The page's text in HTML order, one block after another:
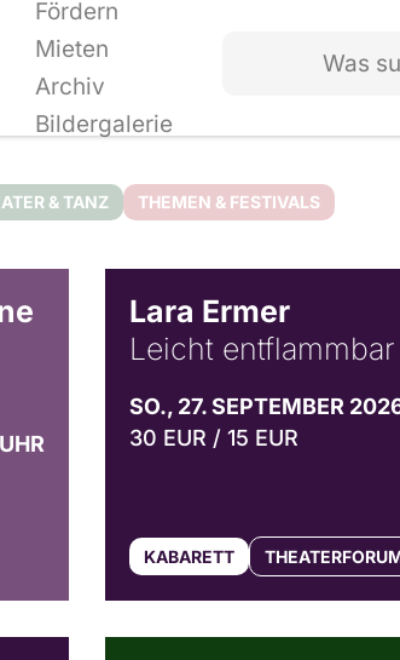
Fördern
Mieten
Archiv
Bildergalerie
& TANZ THEMEN & FESTIVALS
Lara Ermer
Leicht entflammbar
SO., 27. SEPTEMBER
30 EUR / 15 EUR
KABARETT